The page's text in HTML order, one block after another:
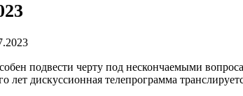
подвести черту под нескончаемыми
дискуссионная телепрограмма